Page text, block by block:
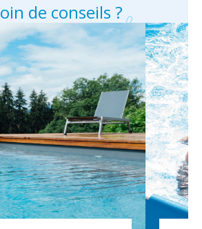
de conseils ?